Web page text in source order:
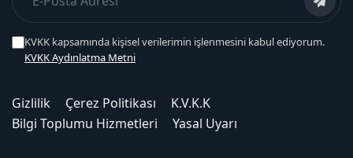
KVKK kapsamında kişisel verilerimin işlenmesini kabul ediyorum.
KVKK Aydınlatma Metni
Gizlilik Çerez Politikası
K.V.K.K
Bilgi Toplumu Hizmetleri
Yasal Uyarı